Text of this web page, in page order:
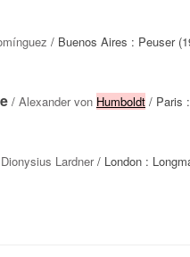
/ Buenos Aires : Peuser
/ Alexander von Humboldt / Paris
Dionysius Lardner/ London :